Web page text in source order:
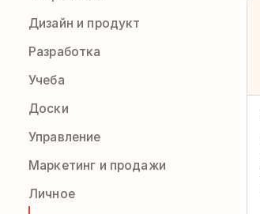
Дизайн и продукт
Разработка
Учеба
Доски
Управление
Маркетинг и продажи
Личное